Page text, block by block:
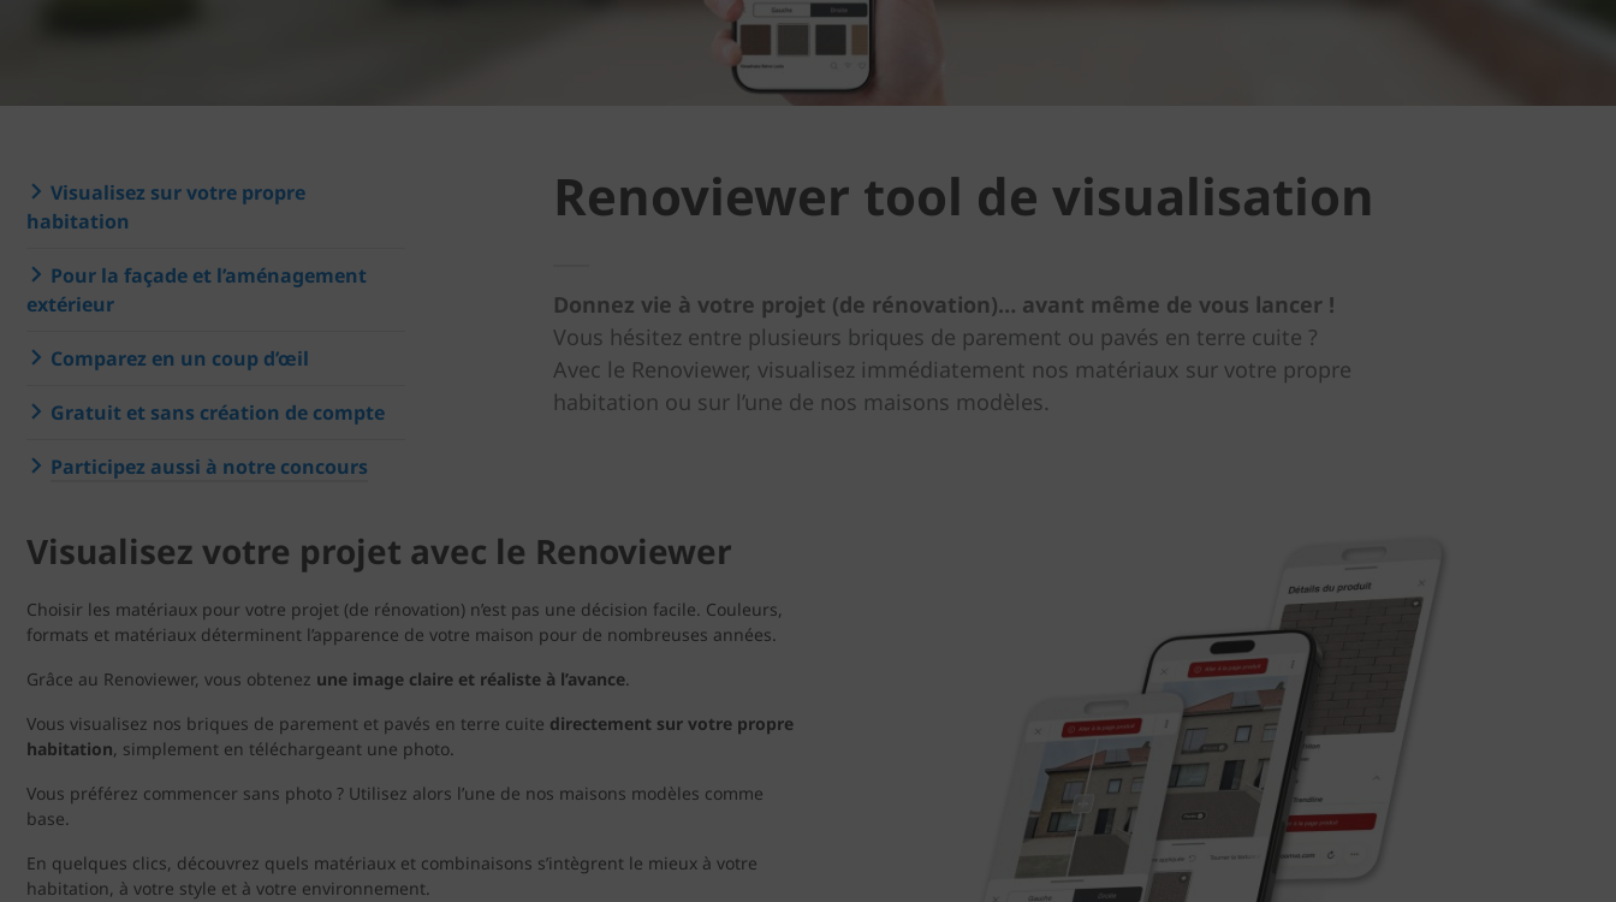
Visualisez sur votre propre
habitation
Pour la façade et l’aménagement
extérieur
Comparez en un coup d’œil
Gratuit et sans création de compte
Participez aussi à notre concours
Renoviewer tool de visualisation
Donnez vie à votre projet (de rénovation)… avant même de vous lancer !
Vous hésitez entre plusieurs briques de parement ou pavés en terre cuite ?
Avec le Renoviewer, visualisez immédiatement nos matériaux sur votre propre
habitation ou sur l’une de nos maisons modèles.
Visualisez votre projet avec le Renoviewer
Choisir les matériaux pour votre projet (de rénovation) n’est pas une décision facile. Couleurs,
formats et matériaux déterminent l’apparence de votre maison pour de nombreuses années.
Grâce au Renoviewer, vous obtenez une image claire et réaliste à l’avance.
Vous visualisez nos briques de parement et pavés en terre cuite directement sur votre propre
habitation, simplement en téléchargeant une photo.
Vous préférez commencer sans photo ? Utilisez alors l’une de nos maisons modèles comme
base.
En quelques clics, découvrez quels matériaux et combinaisons s’intègrent le mieux à votre
habitation, à votre style et à votre environnement.